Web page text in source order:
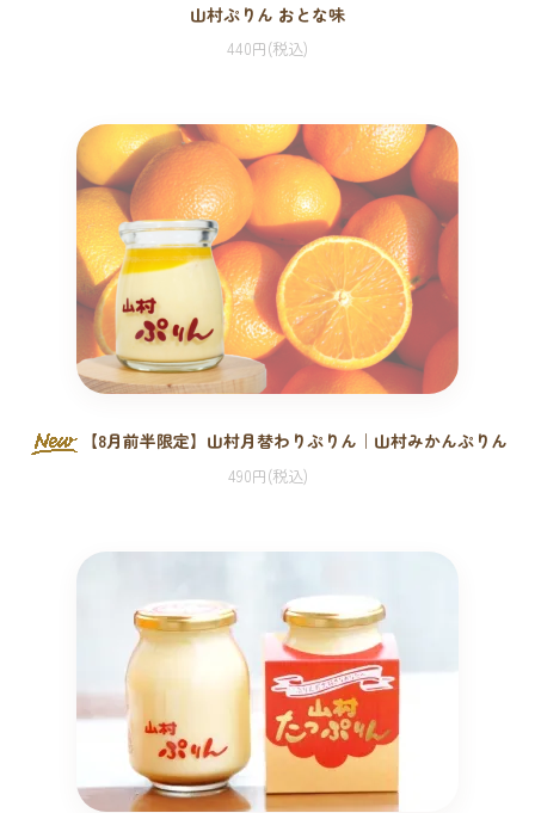
山村ぷりん おとな味
440円(税込)
【8月前半限定】山村月替わりぷりん｜山村みかんぷりん
490円(税込)